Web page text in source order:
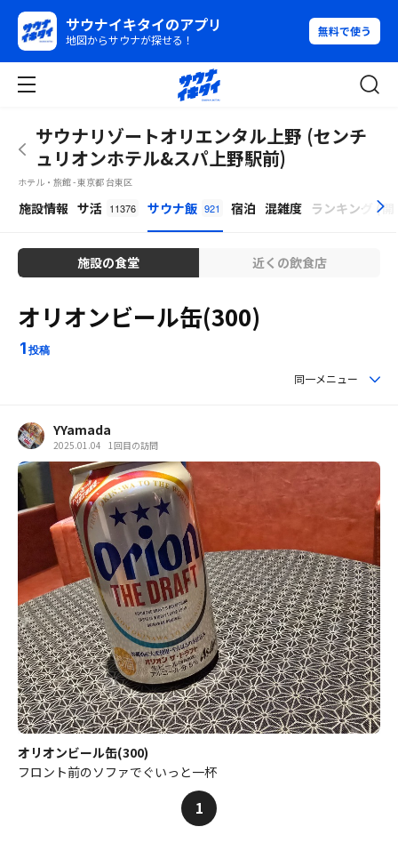
サウナイキタイのアプリ
地図からサウナが探せる！
無料で使う
サウナリゾートオリエンタル上野 (センチ
ュリオンホテル&スパ上野駅前)
ホテル・旅館 - 東京都 台東区
施設情報 サ活 11376 サウナ飯 921 宿泊 混雑度 ランキング (開
施設の食堂 近くの飲食店
オリオンビール缶(300)
1 投稿
同一メニュー
YYamada
2025.01.04 1回目の訪問
オリオンビール缶(300)
フロント前のソファでぐいっと一杯
1